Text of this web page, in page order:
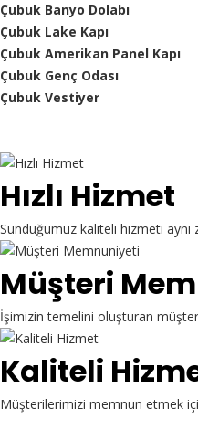
Çubuk Banyo Dolabı
Çubuk Lake Kapı
Çubuk Amerikan Panel Kapı
Çubuk Genç Odası
Çubuk Vestiyer
Hızlı Hizmet
Sunduğumuz kaliteli hizmeti aynı
Müşteri
İşimizin temelini oluşturan
Kaliteli
Müşterilerimizi memnun etmek